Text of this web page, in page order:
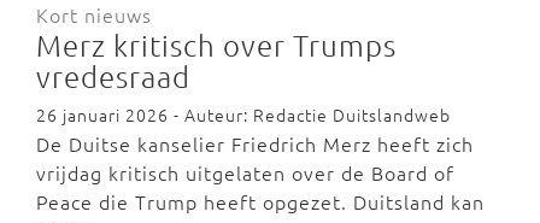
Kort nieuws
Merz kritisch over Trumps
vredesraad
26 januari 2026 - Auteur: Redactie Duitslandweb
De Duitse kanselier Friedrich Merz heeft zich
vrijdag kritisch uitgelaten over de Board of
Peace die Trump heeft opgezet. Duitsland kan